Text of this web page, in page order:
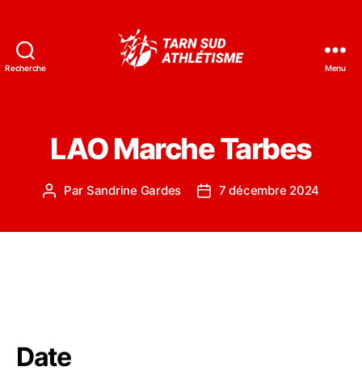
Recherche Menu
LAO Marche Tarbes
Auteur
Par Sandrine Gardes
Date7 décembre 2024
Date